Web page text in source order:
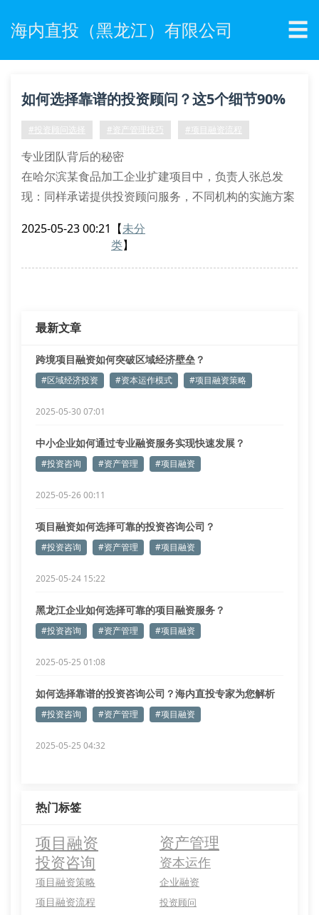
海内直投（黑龙江）有限公司 ☰
如何选择靠谱的投资顾问？这5个细节90%
企业都忽略了
#投资顾问选择 #资产管理技巧 #项目融资流程
专业团队背后的秘密
在哈尔滨某食品加工企业扩建项目中，负责人张总发
现：同样承诺提供投资顾问服务，不同机构的实施方案
配置了财务分析师+市场研究员组合，这正是专业投资
项目融资中的隐形关卡
我们调研发现，
2025-05-23 00:21 【未分
类】
最新文章
跨境项目融资如何突破区域经济壁垒？
#区域经济投资 #资本运作模式 #项目融资策略
2025-05-30 07:01
中小企业如何通过专业融资服务实现快速发展？
#投资咨询 #资产管理 #项目融资
2025-05-26 00:11
项目融资如何选择可靠的投资咨询公司？
#投资咨询 #资产管理 #项目融资
2025-05-24 15:22
黑龙江企业如何选择可靠的项目融资服务？
#投资咨询 #资产管理 #项目融资
2025-05-25 01:08
如何选择靠谱的投资咨询公司？海内直投专家为您解析
#投资咨询 #资产管理 #项目融资
2025-05-25 04:32
热门标签
项目融资 资产管理
投资咨询 资本运作
项目融资策略
企业融资
项目融资流程
投资顾问